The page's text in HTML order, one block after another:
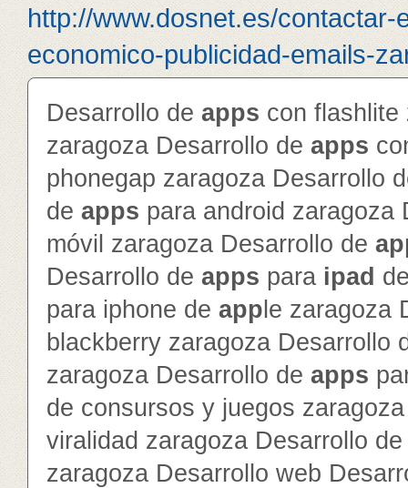
http://www.dosnet.es/
economico-publicidad-emails-
Desarrollo de apps con
zaragoza Desarrollo de apps
phonegap zaragoza Desarrollo
de apps para android
móvil zaragoza Desarrollo de
Desarrollo de apps para ipad
para iphone de app le zaragoza
blackberry zaragoza Desarrollo
zaragoza Desarrollo de apps
de consursos y juegos
viralidad zaragoza Desarrollo
zaragoza Desarrollo web